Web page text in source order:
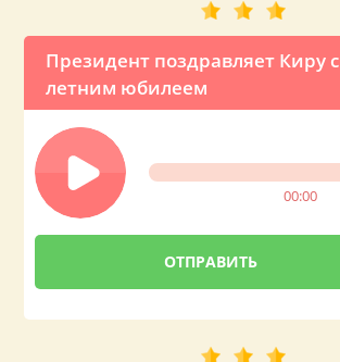
Президент поздравляет Киру
летним юбилеем
00:00